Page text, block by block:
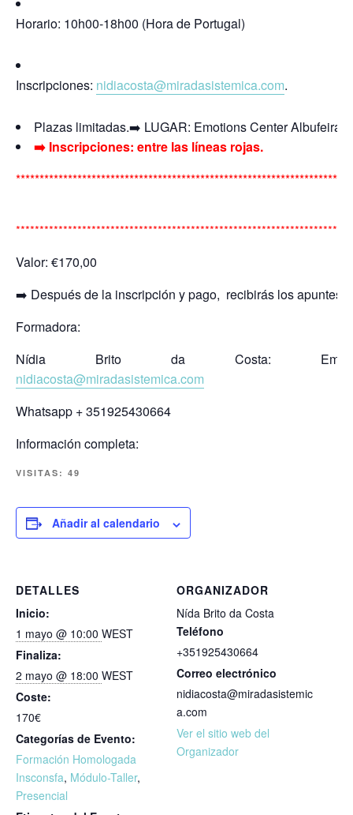
Horario: 10h00-18h00 (Hora de Portugal)
Inscripciones: nidiacosta@miradasistemica.com.
Plazas limitadas.➡️ LUGAR: Emotions Center Albufeira
➡️ Inscripciones: entre las líneas rojas.
Valor: €170,00
➡️ Después de la inscripción y pago, recibirás los apuntes.
Formadora:
Nídia Brito da Costa:
nidiacosta@miradasistemica.com
Whatsapp + 351925430664
Información completa:
VISITAS: 49
Añadir al calendario
DETALLES
Inicio:
1 mayo @ 10:00 WEST
Finaliza:
2 mayo @ 18:00 WEST
Coste:
170€
Categorías de Evento:
Formación Homologada
Insconsfa, Módulo-Taller,
Presencial
ORGANIZADOR
Nída Brito da Costa
Teléfono
+351925430664
Correo electrónico
nidiacosta@miradasistemic
a.com
Ver el sitio web del
Organizador